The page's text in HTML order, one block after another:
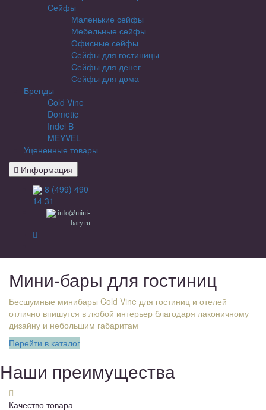
Сейфы
Маленькие сейфы
Мебельные сейфы
Офисные сейфы
Сейфы для гостиницы
Сейфы для денег
Сейфы для дома
Бренды
Cold Vine
Dometic
Indel B
MEYVEL
Уцененные товары
Информация
8 (499) 490
14 31
info@mini-
bary.ru
Мини-бары для гостиниц
Бесшумные минибары Cold Vine для гостиниц и отелей
отлично впишутся в любой интерьер благодаря лаконичному
дизайну и небольшим габаритам
Перейти в каталог
Наши преимущества
Качество товара